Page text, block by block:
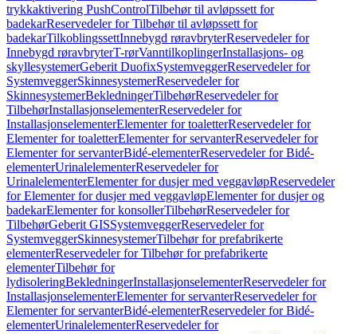
trykkaktivering PushControlTilbehør til avløpssett for
badekarReservedeler for Tilbehør til avløpssett for
badekarTilkoblingssettInnebygd røravbryterReservedeler for
Innebygd røravbryterT-rørVanntilkoplingerInstallasjons- og
skyllesystemerGeberit DuofixSystemveggerReservedeler for
SystemveggerSkinnesystemerReservedeler for
SkinnesystemerBekledningerTilbehørReservedeler for
TilbehørInstallasjonselementerReservedeler for
InstallasjonselementerElementer for toaletterReservedeler for
Elementer for toaletterElementer for servanterReservedeler for
Elementer for servanterBidé-elementerReservedeler for Bidé-
elementerUrinalelementerReservedeler for
UrinalelementerElementer for dusjer med veggavløpReservedeler
for Elementer for dusjer med veggavløpElementer for dusjer og
badekarElementer for konsollerTilbehørReservedeler for
TilbehørGeberit GISSystemveggerReservedeler for
SystemveggerSkinnesystemerTilbehør for prefabrikerte
elementerReservedeler for Tilbehør for prefabrikerte
elementerTilbehør for
lydisoleringBekledningerInstallasjonselementerReservedeler for
InstallasjonselementerElementer for servanterReservedeler for
Elementer for servanterBidé-elementerReservedeler for Bidé-
elementerUrinalelementerReservedeler for